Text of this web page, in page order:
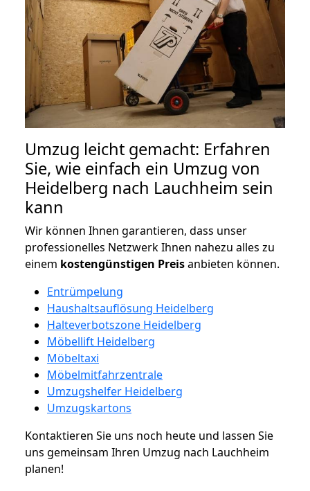
Umzug leicht gemacht: Erfahren
Sie, wie einfach ein Umzug von
Heidelberg nach Lauchheim sein
kann
Wir können Ihnen garantieren, dass unser
professionelles Netzwerk Ihnen nahezu alles zu
einem kostengünstigen Preisanbieten können.
Entrümpelung
Haushaltsauflösung Heidelberg
Halteverbotszone Heidelberg
Möbellift Heidelberg
Möbeltaxi
Möbelmitfahrzentrale
Umzugshelfer Heidelberg
Umzugskartons
Kontaktieren Sie uns noch heute und lassen Sie
uns gemeinsam Ihren Umzug nach Lauchheim
planen!